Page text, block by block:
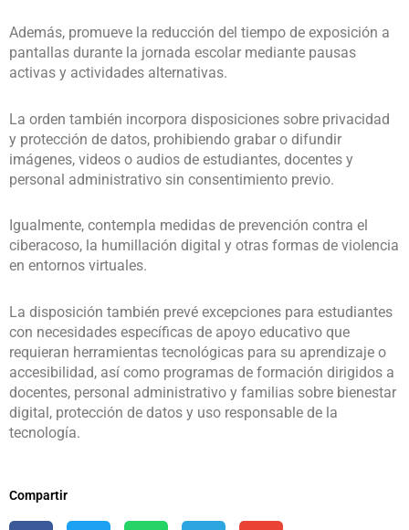
Además, promueve la reducción del tiempo de exposición a
pantallas durante la jornada escolar mediante pausas
activas y actividades alternativas.
La orden también incorpora disposiciones sobre privacidad
y protección de datos, prohibiendo grabar o difundir
imágenes, videos o audios de estudiantes, docentes y
personal administrativo sin consentimiento previo.
Igualmente, contempla medidas de prevención contra el
ciberacoso, la humillación digital y otras formas de violencia
en entornos virtuales.
La disposición también prevé excepciones para estudiantes
con necesidades específicas de apoyo educativo que
requieran herramientas tecnológicas para su aprendizaje o
accesibilidad, así como programas de formación dirigidos a
docentes, personal administrativo y familias sobre bienestar
digital, protección de datos y uso responsable de la
tecnología.
Compartir